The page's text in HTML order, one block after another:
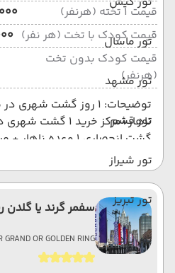
تور ماسال
تور مشهد
تور قشم
تور شیراز
تور تبریز
تور یزد
قیمت 1 تخته (هرنفر)
قیمت کودک با تخت (هر نفر)
قیمت کودک بدون تخت
(هرنفر)
گشت انحصاری 1 وعده ناهار + مرکز خرید
سفمر گرند یا گلدن
GRAND OR GOLDEN RING